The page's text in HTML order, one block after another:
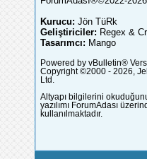
Kurucu: Jön TüRk
Geliştiriciler: Regex &
Tasarımcı: Mango
Powered by vBulletin®
Copyright ©2000 - 2026,
Ltd.
Altyapı bilgilerini
yazılımı ForumAdası
kullanılmaktadır.